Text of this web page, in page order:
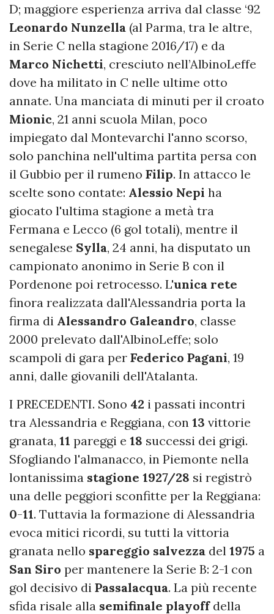
D; maggiore esperienza arriva dal classe ‘92
Leonardo Nunzella (al Parma, tra le altre,
in Serie C nella stagione 2016/17) e da
Marco Nichetti, cresciuto nell’AlbinoLeffe
dove ha militato in C nelle ultime otto
annate. Una manciata di minuti per il croato
Mionic, 21 anni scuola Milan, poco
impiegato dal Montevarchi l'anno scorso,
solo panchina nell'ultima partita persa con
il Gubbio per il rumeno Filip. In attacco le
scelte sono contate: Alessio Nepi ha
giocato l'ultima stagione a metà tra
Fermana e Lecco (6 gol totali), mentre il
senegalese Sylla, 24 anni, ha disputato un
campionato anonimo in Serie B con il
Pordenone poi retrocesso. L'unica rete
finora realizzata dall'Alessandria porta la
firma di Alessandro Galeandro, classe
2000 prelevato dall'AlbinoLeffe; solo
scampoli di gara per Federico Pagani, 19
anni, dalle giovanili dell'Atalanta.
I PRECEDENTI. Sono 42 i passati incontri
tra Alessandria e Reggiana, con 13 vittorie
granata, 11 pareggi e 18 successi dei grigi.
Sfogliando l'almanacco, in Piemonte nella
lontanissima stagione 1927/28 si registrò
una delle peggiori sconfitte per la Reggiana:
0-11. Tuttavia la formazione di Alessandria
evoca mitici ricordi, su tutti la vittoria
granata nello spareggio salvezza del 1975 a
San Siro per mantenere la Serie B: 2-1 con
gol decisivo di Passalacqua. La più recente
sfida risale alla semifinale playoff della